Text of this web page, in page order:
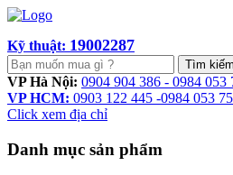
Kỹ thuật: 19002287
Tìm kiếm
VP Hà Nội: 0904 904 386 - 0984 053
VP HCM: 0903 122 445 -0984 053
Click xem địa chỉ
Danh mục sản phẩm